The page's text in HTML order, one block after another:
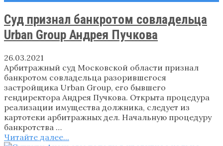
Суд признал банкротом совладельца
Urban Group Андрея Пучкова
26.03.2021
Арбитражный суд Московской области признал
банкротом совладельца разорившегося
застройщика Urban Group, его бывшего
гендиректора Андрея Пучкова. Открыта процедура
реализации имущества должника, следует из
картотеки арбитражных дел. Начальную процедуру
банкротства …
Читайте далее...